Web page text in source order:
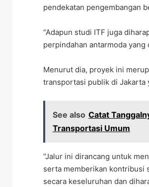
pendekatan pengembangan
“Adapun studi ITF juga
perpindahan antarmoda
Menurut dia, proyek ini
transportasi publik di Jakarta
See also Catat
Transportasi Umum
“Jalur ini dirancang untuk
serta memberikan kontribusi
secara keseluruhan dan